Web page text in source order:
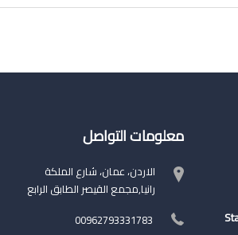
معلومات التواصل
الاردن، عمان، شارع الملكة
رانيا,مجمع القيصر الطابق الرابع
00962793331783